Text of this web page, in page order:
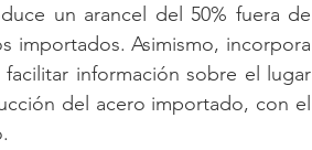
un arancel del 50% fuera de
importados. Asimismo, incorpora
información sobre el lugar
del acero importado, con el